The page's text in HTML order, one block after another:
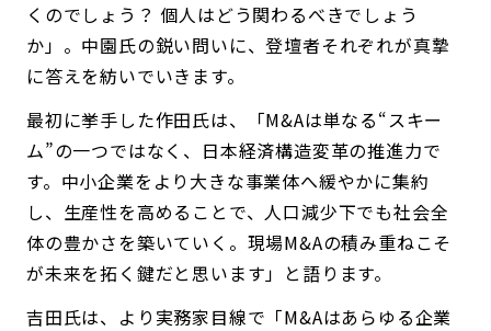
くのでしょう？ 個人はどう関わるべきでしょう
か」。中園氏の鋭い問いに、登壇者それぞれが真摯
に答えを紡いでいきます。
最初に挙手した作田氏は、「M&Aは単なる“スキー
ム”の一つではなく、日本経済構造変革の推進力で
す。中小企業をより大きな事業体へ緩やかに集約
し、生産性を高めることで、人口減少下でも社会全
体の豊かさを築いていく。現場M&Aの積み重ねこそ
が未来を拓く鍵だと思います」と語ります。
吉田氏は、より実務家目線で「M&Aはあらゆる企業